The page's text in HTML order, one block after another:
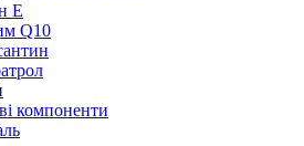
Е
Q10
компоненти